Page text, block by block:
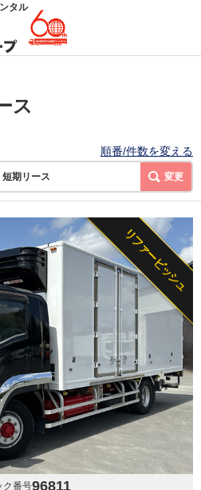
タル
ス
順番/件数を変える
期リース 変更
リファービッシュ
ク番号96811